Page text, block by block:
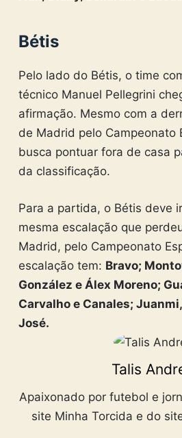
Bétis
Pelo lado do Bétis, o time
técnico Manuel Pellegrini
afirmação. Mesmo com a
de Madrid pelo Campeonato
busca pontuar fora de casa
da classificação.
Para a partida, o Bétis deve
mesma escalação que
Madrid, pelo Campeonato
escalação tem: Bravo;
González e Álex Moreno;
Carvalho e Canales;
José.
Talis
Apaixonado por futebol e
site Minha Torcida e do